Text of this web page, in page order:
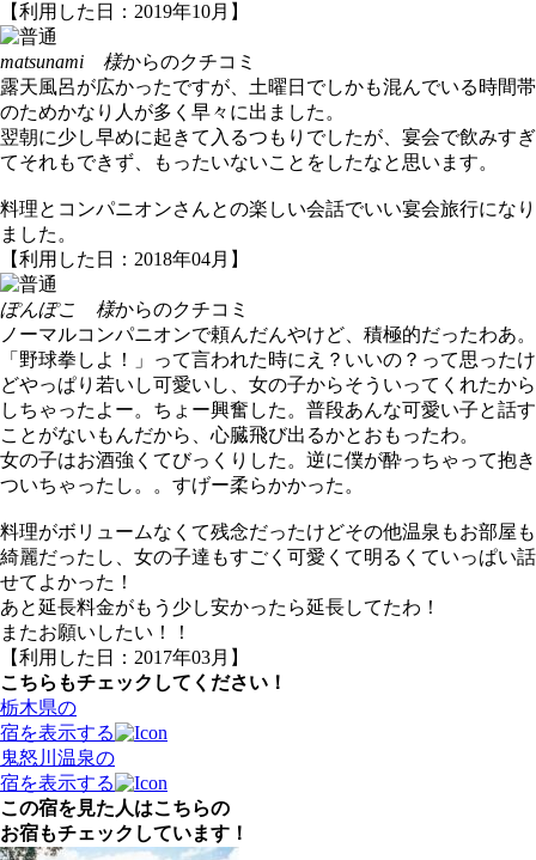
【利用した日：2019年10月】
matsunami 様からのクチコミ
露天風呂が広かったですが、土曜日でしかも混んでいる時間帯
のためかなり人が多く早々に出ました。
翌朝に少し早めに起きて入るつもりでしたが、宴会で飲みすぎ
てそれもできず、もったいないことをしたなと思います。
料理とコンパニオンさんとの楽しい会話でいい宴会旅行になり
ました。
【利用した日：2018年04月】
ぽんぽこ 様からのクチコミ
ノーマルコンパニオンで頼んだんやけど、積極的だったわあ。
「野球拳しよ！」って言われた時にえ？いいの？って思ったけ
どやっぱり若いし可愛いし、女の子からそういってくれたから
しちゃったよー。ちょー興奮した。普段あんな可愛い子と話す
ことがないもんだから、心臓飛び出るかとおもったわ。
女の子はお酒強くてびっくりした。逆に僕が酔っちゃって抱き
ついちゃったし。。すげー柔らかかった。
料理がボリュームなくて残念だったけどその他温泉もお部屋も
綺麗だったし、女の子達もすごく可愛くて明るくていっぱい話
せてよかった！
あと延長料金がもう少し安かったら延長してたわ！
またお願いしたい！！
【利用した日：2017年03月】
こちらもチェックしてください！
栃木県の
宿を表示する
鬼怒川温泉の
宿を表示する
この宿を見た人はこちらの
お宿もチェックしています！